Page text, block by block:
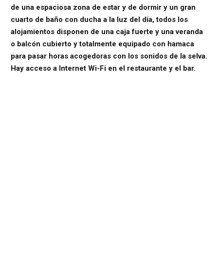
de una espaciosa zona de estar y de dormir y un gran
cuarto de baño con ducha a la luz del día, todos los
alojamientos disponen de una caja fuerte y una veranda
o balcón cubierto y totalmente equipado con hamaca
para pasar horas acogedoras con los sonidos de la selva.
Hay acceso a Internet Wi-Fi en el restaurante y el bar.